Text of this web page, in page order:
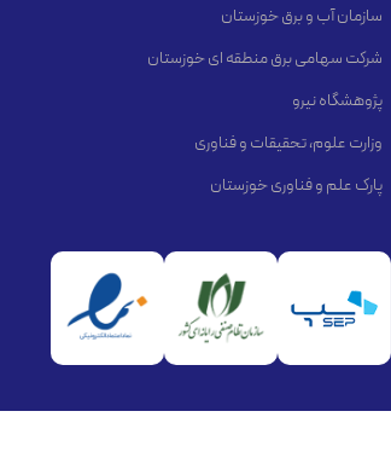
سازمان آب و برق خوزستان
شرکت سهامی برق منطقه ای خوزستان
پژوهشگاه نیرو
وزارت علوم، تحقیقات و فناوری
پارک علم و فناوری خوزستان